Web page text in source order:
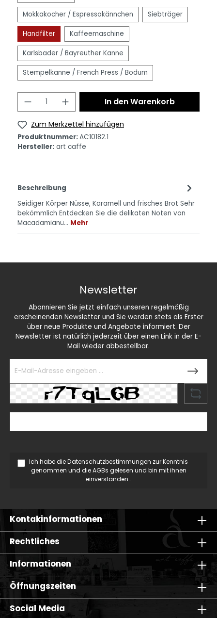
Mokkakocher / Espressokännchen Siebträger
Handfilter Kaffeemaschine
Karlsbader / Bayreuther Kanne
Stempelkanne / French Press / Bodum
In den Warenkorb
Zum Merkzettel hinzufügen
Produktnummer:AC10182.1
Hersteller: art caffe
Beschreibung
Seidiger Körper Nüsse, Karamell und frisches Brot Sehr
bekömmlich Entdecken Sie die delikaten Noten von
Macadamianü… Mehr
Newsletter
Abonnieren Sie jetzt einfach unseren regelmäßig
erscheinenden Newsletter und Sie werden stets als Erster
über neue Produkte und Angebote informiert. Der
Newsletter ist natürlich jederzeit über einen Link in der E-
Mail wieder abbestellbar.
Ich habe dieDatenschutzbestimmungen zur Kenntnis
genommen und dieAGBs gelesen und bin mit ihnen
einverstanden..
Kontakinformationen
Rechtliches
Informationen
Öffnungszeiten
Social Media